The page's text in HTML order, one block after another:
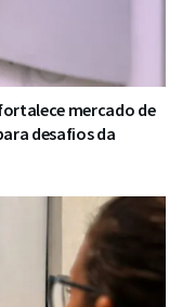
mercado de
desafios da